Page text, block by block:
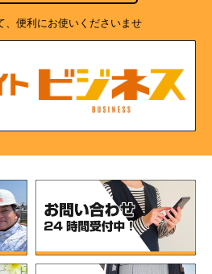
、便利にお使いくださいませ